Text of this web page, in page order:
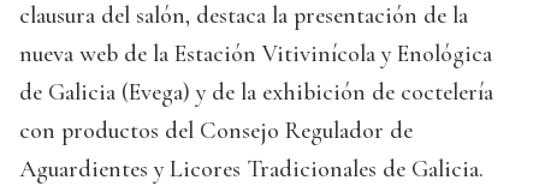
clausura del salón, destaca la presentación de la
nueva web de la Estación Vitivinícola y Enológica
de Galicia (Evega) y de la exhibición de coctelería
con productos del Consejo Regulador de
Aguardientes y Licores Tradicionales de Galicia.